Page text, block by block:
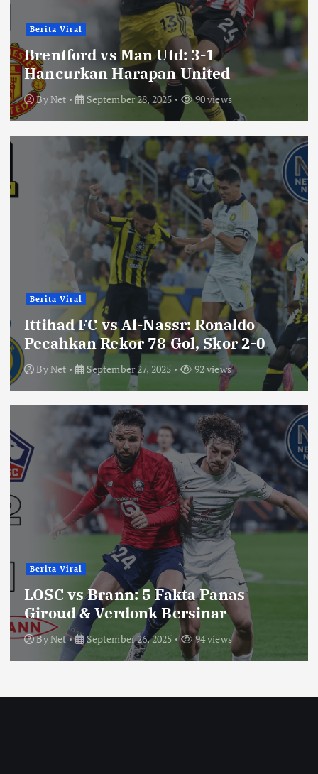
Berita Viral
Brentford vs Man Utd: 3-1
Hancurkan Harapan United
ByNet September 28, 2025 90 views
Berita Viral
Ittihad FC vs Al-Nassr: Ronaldo
Pecahkan Rekor 78 Gol, Skor 2-0
ByNet September 27, 2025 92 views
Berita Viral
LOSC vs Brann: 5 Fakta Panas
Giroud & Verdonk Bersinar
ByNet September 26, 2025 94 views